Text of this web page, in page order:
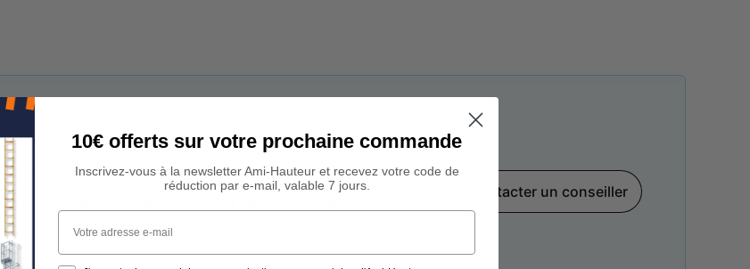
?
à votre écoute !
disposition du lundi au vendredi de 9h00 à 17h00
Contacter un conseiller
10€ offerts sur votre prochaine commande
Inscrivez-vous à la newsletter Ami-Hauteur et recevez votre code de
réduction par e-mail, valable 7 jours.
Votre adresse e-mail